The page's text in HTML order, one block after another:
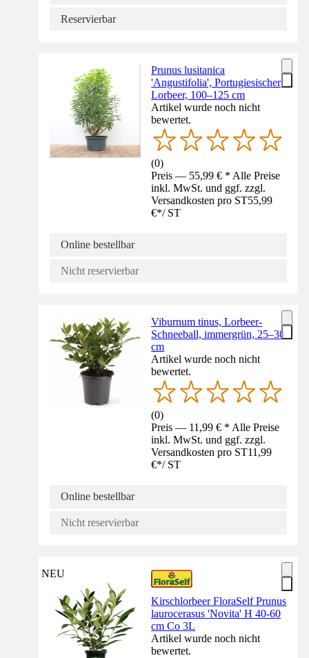
Reservierbar
Prunus lusitanica
'Angustifolia', Portugiesischer
Lorbeer, 100–125 cm
Artikel wurde noch nicht
bewertet.
(0)
Preis — 55,99 € * Alle Preise
inkl. MwSt. und ggf. zzgl.
Versandkosten pro ST55,99
€*/ ST
Online bestellbar
Nicht reservierbar
Viburnum tinus, Lorbeer-
Schneeball, immergrün, 25–30
cm
Artikel wurde noch nicht
bewertet.
(0)
Preis — 11,99 € * Alle Preise
inkl. MwSt. und ggf. zzgl.
Versandkosten pro ST11,99
€*/ ST
Online bestellbar
Nicht reservierbar
NEU
Kirschlorbeer FloraSelf Prunus
laurocerasus 'Novita' H 40-60
cm Co 3L
Artikel wurde noch nicht
bewertet.